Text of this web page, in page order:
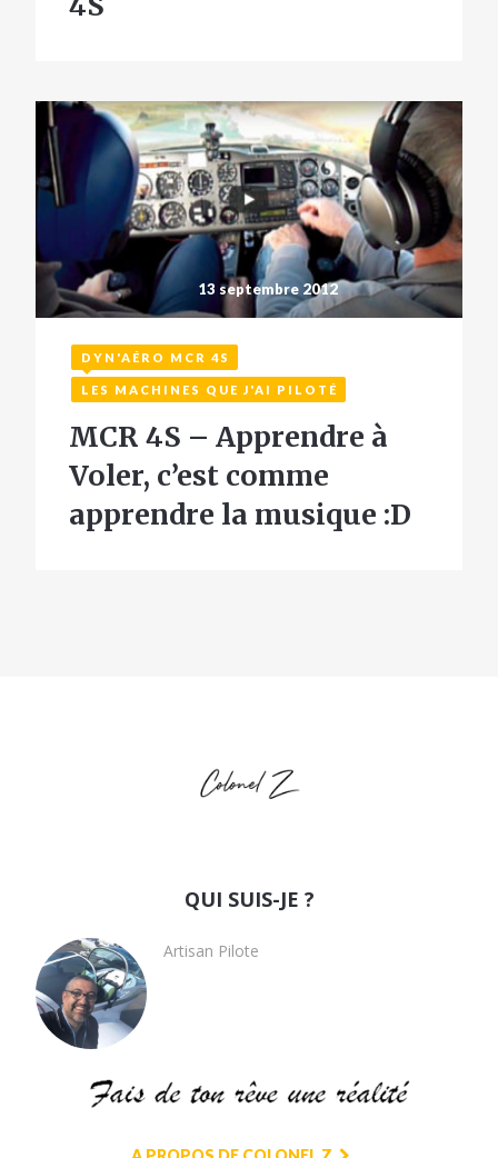
13 septembre 2012
DYN'AÉRO MCR 4S
LES MACHINES QUE J'AI PILOTÉ
MCR 4S – Apprendre à
Voler, c’est comme
apprendre la musique :D
QUI SUIS-JE ?
Artisan Pilote